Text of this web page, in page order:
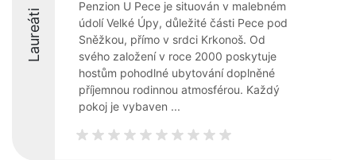
Laureáti
Penzion U Pece je situován v malebném
údolí Velké Úpy, důležité části Pece pod
Sněžkou, přímo v srdci Krkonoš. Od
svého založení v roce 2000 poskytuje
hostům pohodlné ubytování doplněné
příjemnou rodinnou atmosférou. Každý
pokoj je vybaven ...